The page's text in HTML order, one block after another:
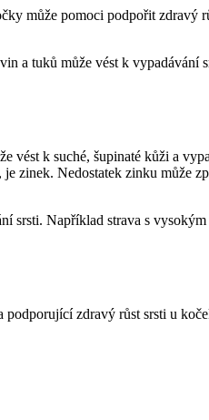
může pomoci podpořit zdravý
a tuků může vést k vypadávání
vést k suché, šupinaté kůži a
zinek. Nedostatek zinku může
srsti. Například strava s
zdravý růst srsti u